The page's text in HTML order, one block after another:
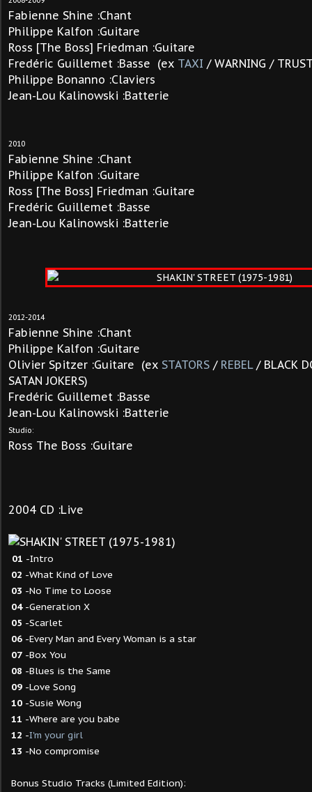
Fabienne Shine :Chant
Philippe Kalfon :Guitare
Ross [The Boss] Friedman :Guitare
Fredéric Guillemet :Basse (ex TAXI / WARNING /
Philippe Bonanno :Claviers
Jean-Lou Kalinowski :Batterie
2010
Fabienne Shine :Chant
Philippe Kalfon :Guitare
Ross [The Boss] Friedman :Guitare
Fredéric Guillemet :Basse
Jean-Lou Kalinowski :Batterie
2012-2014
Fabienne Shine :Chant
Philippe Kalfon :Guitare
Olivier Spitzer :Guitare (ex STATORS / REBEL/ BLACK
SATAN JOKERS)
Fredéric Guillemet :Basse
Jean-Lou Kalinowski :Batterie
Studio:
Ross The Boss :Guitare
2004 CD :Live
01 -Intro
02 -What Kind of Love
03 -No Time to Loose
04-Generation X
05 -Scarlet
06 -Every Man and Every Woman is a star
07 -Box You
08 -Blues is the Same
09 -Love Song
10 -Susie Wong
11 -Where are you babe
12 -I'm your girl
13 -No compromise
Bonus Studio Tracks (Limited Edition):